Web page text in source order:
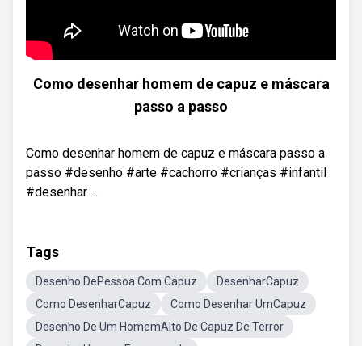
Como desenhar homem de capuz e máscara
passo a passo
Como desenhar homem de capuz e máscara passo a
passo #desenho #arte #cachorro #crianças #infantil
#desenhar ...
Tags
Desenho DePessoa Com Capuz
DesenharCapuz
Como DesenharCapuz
Como Desenhar UmCapuz
Desenho De Um HomemAlto De Capuz De Terror